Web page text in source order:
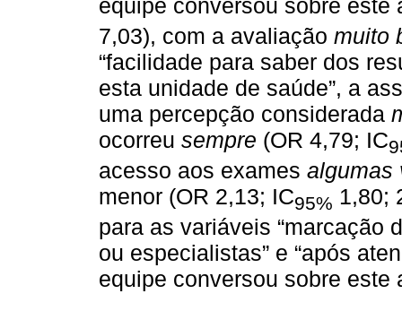
equipe conversou sobre este
7,03), com a avaliação muito
“facilidade para saber dos
esta unidade de saúde”, a
uma percepção considerada
ocorreu sempre (OR 4,79; IC
acesso aos exames algumas
menor (OR 2,13; IC95% 1,80;
para as variáveis “marcação
ou especialistas” e “após
equipe conversou sobre este